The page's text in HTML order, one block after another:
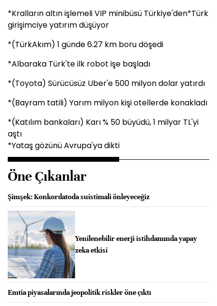
*Kralların altın işlemeli VIP minibüsü Türkiye'den*Türk
girişimciye yatırım düşüyor
*(TürkAkım) 1 günde 6.27 km boru döşedi
*Albaraka Türk'te ilk robot işe başladı
*(Toyota) Sürücüsüz Uber'e 500 milyon dolar yatırdı
*(Bayram tatili) Yarım milyon kişi otellerde konakladı
*(Katılım bankaları) Karı % 50 büyüdü, 1 milyar TL'yi
aştı
*Yataş gözünü Avrupa'ya dikti
Öne Çıkanlar
Şimşek: Konkordatoda suistimali önleyeceğiz
Yenilenebilir enerji istihdamında yapay
zeka etkisi
Emtia piyasalarında jeopolitik riskler öne çıktı